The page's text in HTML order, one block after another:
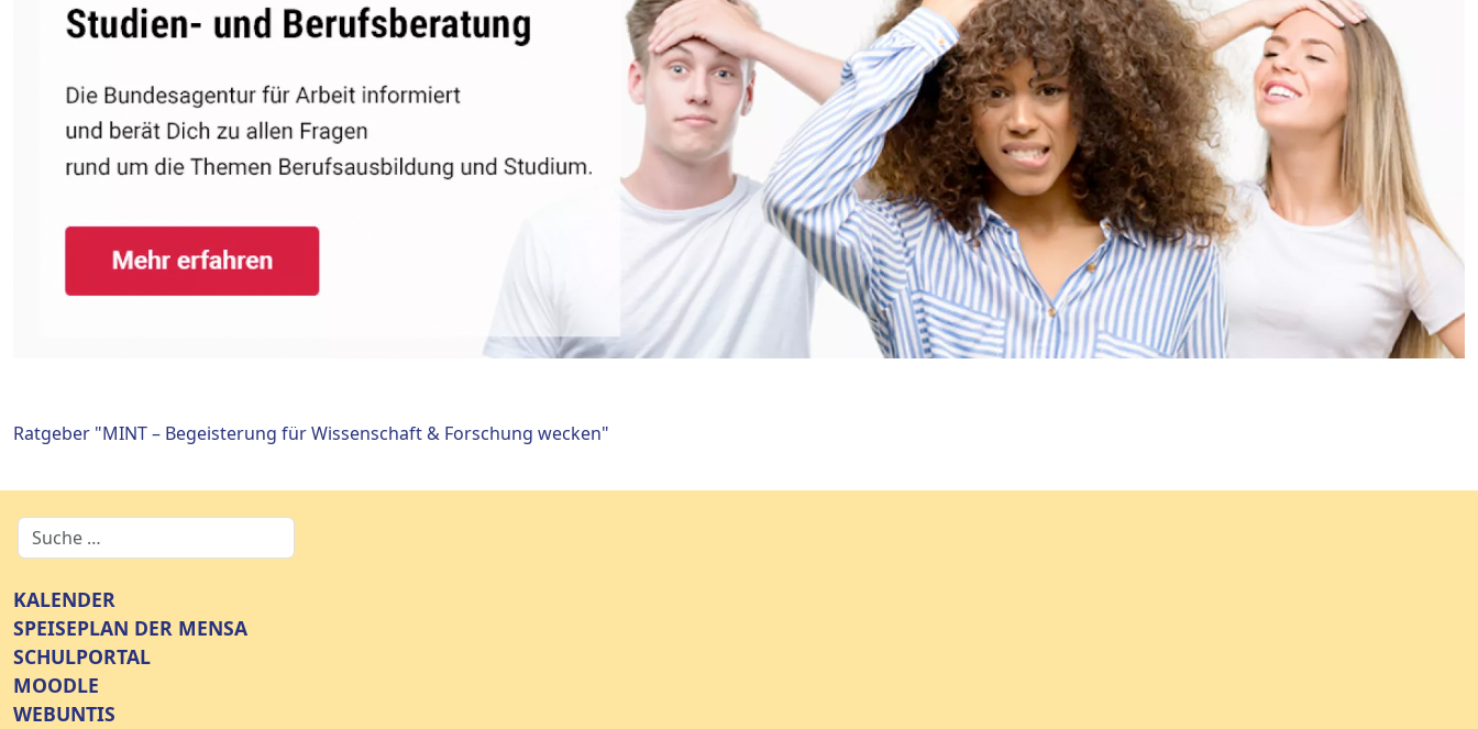
Ratgeber "MINT – Begeisterung für Wissenschaft & Forschung wecken"
KALENDER
SPEISEPLAN DER MENSA
SCHULPORTAL
MOODLE
WEBUNTIS